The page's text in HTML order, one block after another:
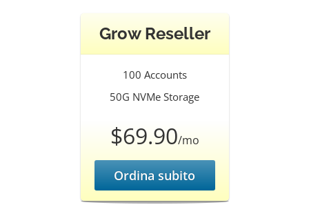
Grow Reseller
100 Accounts
50G NVMe Storage
$69.90/mo
Ordina subito